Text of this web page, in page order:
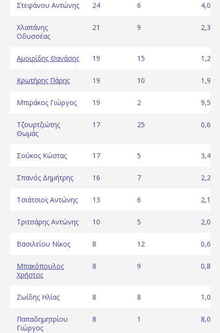
Στεφάνου Αντώνης 24 6 4,00
Χλαπάνης
Οδυσσέας
21 9 2,33
Αμοιρίδης Θανάσης 19 15 1,27
Κρωτήρης Πάρης 19 10 1,90
Μπιράκος Γιώργος 19 2 9,50
Τζουρτζιώτης
Θωμάς
17 25 0,68
Σούκος Κώστας 17 5 3,40
Σπανός Δημήτρης 16 7 2,29
Τσιάτσιος Αντώνης 13 6 2,17
Τριτσάρης Αντώνης 10 5 2,00
Βασιλείου Νίκος 8 12 0,67
Μπακόπουλος
Χρήστος
8 9 0,89
Ζωίδης Ηλίας 8 8 1,00
Παπαδημητρίου
Γιώργος
8 1 8,00